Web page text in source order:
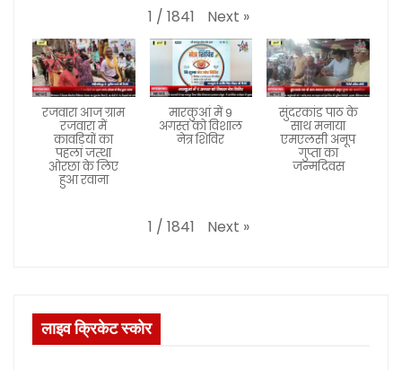
1 / 1841 Next »
रजवारा आज ग्राम
रजवारा में
कावड़ियों का
पहला जत्था
ओरछा के लिए
हुआ रवाना
मारकुआं में 9
अगस्त को विशाल
नेत्र शिविर
सुंदरकांड पाठ के
साथ मनाया
एमएलसी अनूप
गुप्ता का
जन्मदिवस
1 / 1841 Next »
लाइव क्रिकेट स्कोर